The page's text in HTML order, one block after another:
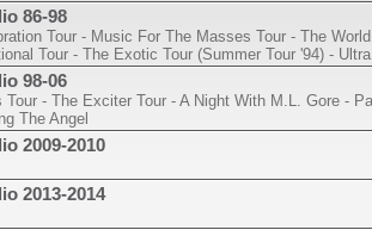
86-98
Tour - Music For The Masses Tour - The
Tour - The Exotic Tour (Summer Tour '94) -
98-06
Tour - The Exciter Tour - A Night With M.L. Gore -
The Angel
2009-2010
2013-2014